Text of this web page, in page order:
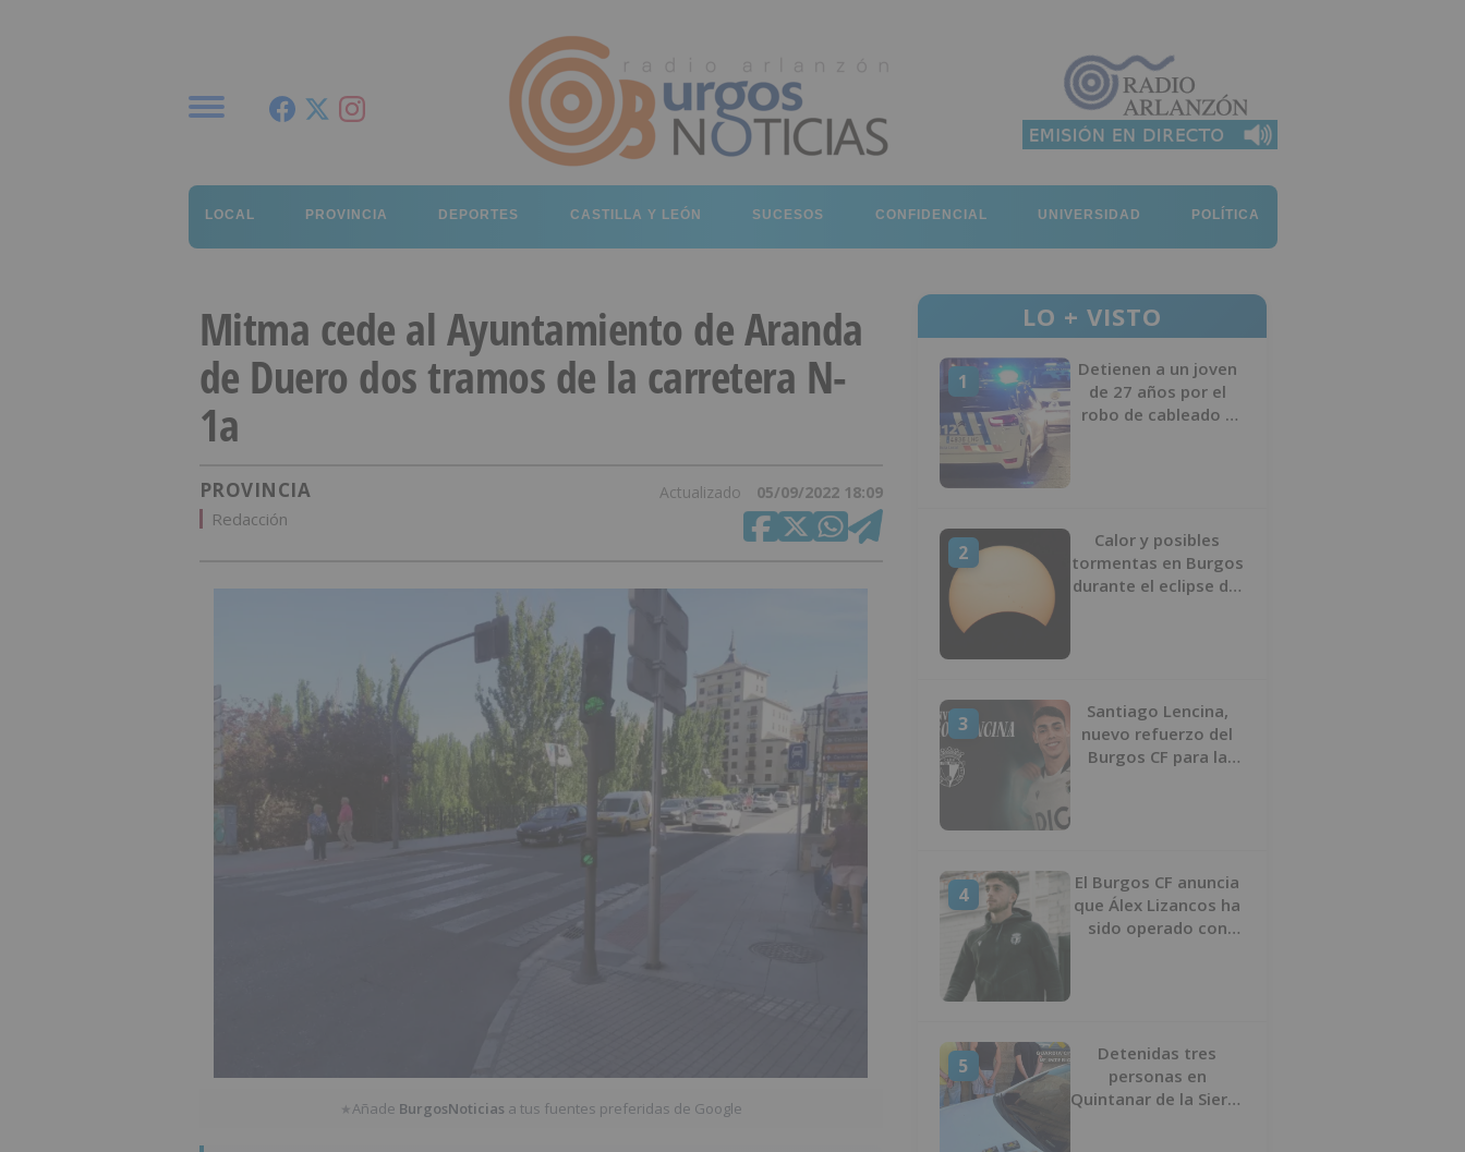
LOCAL PROVINCIA DEPORTES CASTILLA Y LEÓN SUCESOS CONFIDENCIAL UNIVERSIDAD POLÍTICA
Mitma cede al Ayuntamiento de Aranda
de Duero dos tramos de la carretera N-
1a
PROVINCIA Actualizado 05/09/2022 18:09
Redacción
★Añade BurgosNoticias a tus fuentes preferidas de Google
LO + VISTO
1
Detienen a un joven
de 27 años por el
robo de cableado y
2
Calor y posibles
tormentas en Burgos
durante el eclipse del
3
Santiago Lencina,
nuevo refuerzo del
Burgos CF para la
4
El Burgos CF anuncia
que Álex Lizancos ha
sido operado con
5
Detenidas tres
personas en
Quintanar de la Sierra